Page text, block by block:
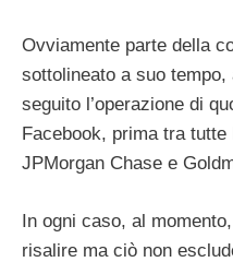
Ovviamente parte della
sottolineato a suo tempo,
seguito l’operazione di
Facebook, prima tra
JPMorgan Chase e
In ogni caso, al
risalire ma ciò non